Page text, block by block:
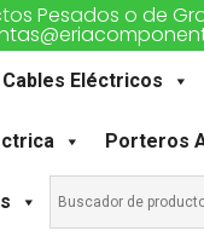
Pesados o de
Cables Eléctricos
Porteros